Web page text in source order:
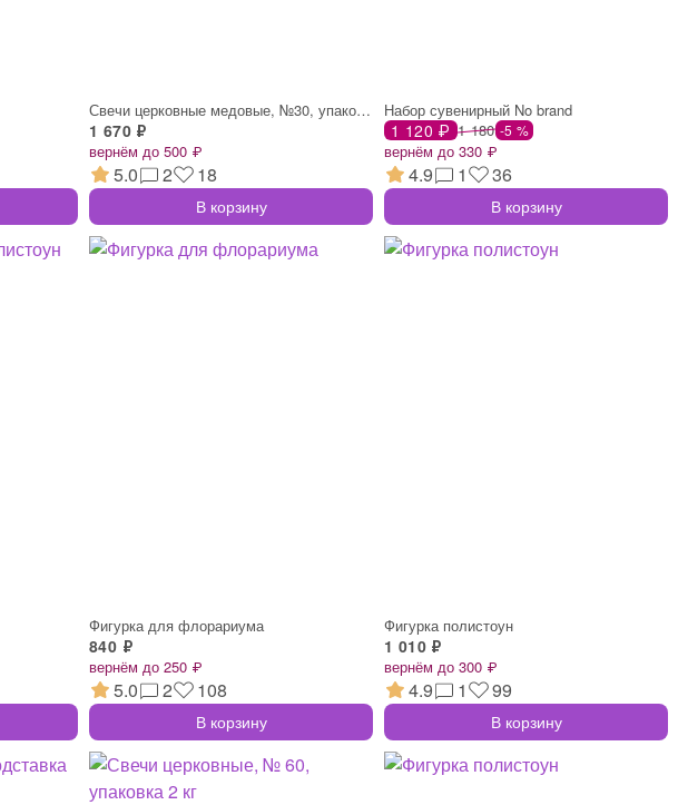
Свечи церковные медовые, №30, упаковка 2
1 670 ₽
вернём до 500 ₽
5.0 2 18
В корзину
Набор сувенирный No brand
1 120 ₽ 1 180 -5 %
вернём до 330 ₽
4.9 1 36
В корзину
Фигурка для флорариума
840 ₽
вернём до 250 ₽
5.0 2 108
В корзину
Фигурка полистоун
1 010 ₽
вернём до 300 ₽
4.9 1 99
В корзину